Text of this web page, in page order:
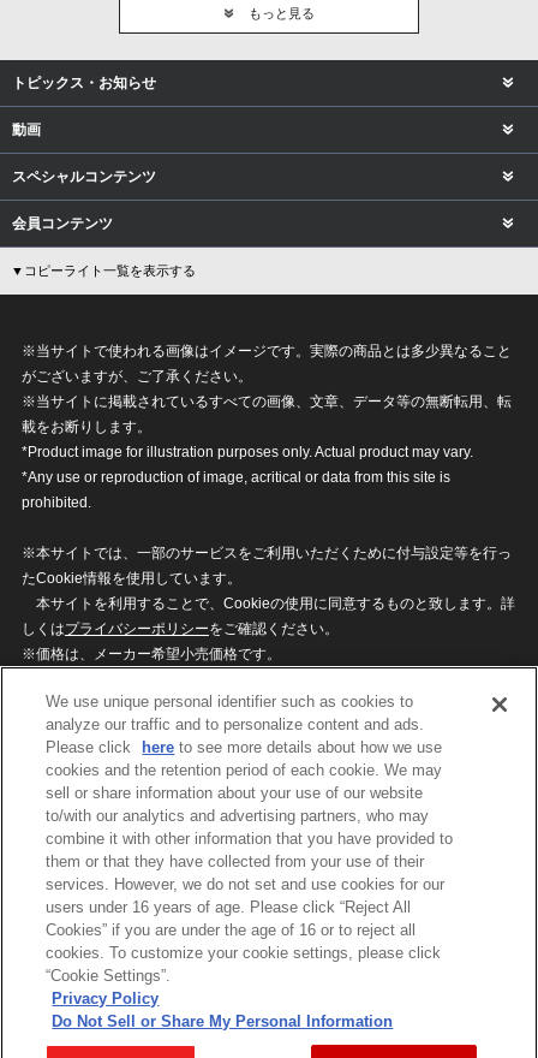
もっと見る
トピックス・お知らせ
動画
スペシャルコンテンツ
会員コンテンツ
▼コピーライト一覧を表示する
※当サイトで使われる画像はイメージです。実際の商品とは多少異なること
がございますが、ご了承ください。
※当サイトに掲載されているすべての画像、文章、データ等の無断転用、転
載をお断りします。
*Product image for illustration purposes only. Actual product may vary.
*Any use or reproduction of image, acritical or data from this site is
prohibited.
※本サイトでは、一部のサービスをご利用いただくために付与設定等を行っ
たCookie情報を使用しています。
本サイトを利用することで、Cookieの使用に同意するものと致します。詳
しくはプライバシーポリシーをご確認ください。
※価格は、メーカー希望小売価格です。
ざいますのでご了承ください。
privacypolicy
Do Not Sell or Share My
Personal Information
ウェブサイトご利用条件
ソーシャルメディアポリシー
個人情報保護方針
お問い合わせ
©BANDAI
コピーライト一覧を表示する
We use unique personal identifier such as cookies to
analyze our traffic and to personalize content and ads.
Please click
here to see more details about how we use
cookies and the retention period of each cookie. We may
sell or share information about your use of our website
to/with our analytics and advertising partners, who may
combine it with other information that you have provided to
them or that they have collected from your use of their
services. However, we do not set and use cookies for our
users under 16 years of age. Please click “Reject All
Cookies” if you are under the age of 16 or to reject all
cookies. To customize your cookie settings, please click
“Cookie Settings”.
Privacy Policy
Do Not Sell or Share My Personal Information